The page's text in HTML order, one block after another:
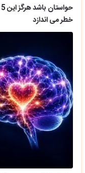
خطر می اندازد